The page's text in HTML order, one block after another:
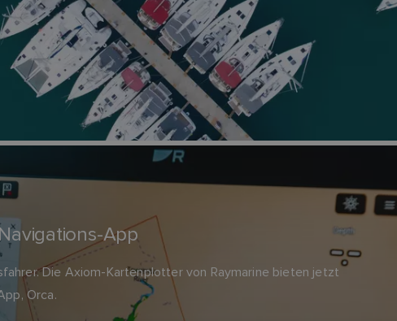
App
Die Axiom-Kartenplotter von Raymarine bieten jetzt
Orca.